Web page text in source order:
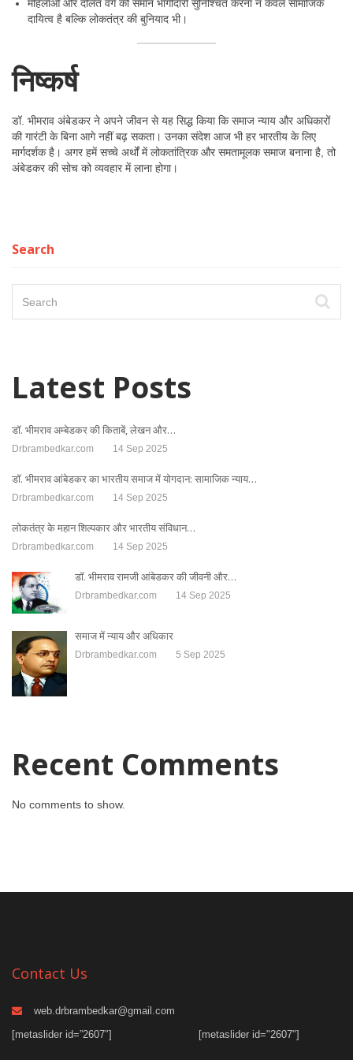
महिलाओं और दलित वर्ग की समान भागीदारी सुनिश्चित करना न केवल सामाजिक
दायित्व है बल्कि लोकतंत्र की बुनियाद भी।
निष्कर्ष
डॉ. भीमराव अंबेडकर ने अपने जीवन से यह सिद्ध किया कि समाज न्याय और अधिकारों
की गारंटी के बिना आगे नहीं बढ़ सकता। उनका संदेश आज भी हर भारतीय के लिए
मार्गदर्शक है। अगर हमें सच्चे अर्थों में लोकतांत्रिक और समतामूलक समाज बनाना है, तो
अंबेडकर की सोच को व्यवहार में लाना होगा।
Search
Latest Posts
डॉ. भीमराव अम्बेडकर की किताबें, लेखन और…
Drbrambedkar.com 14 Sep 2025
डॉ. भीमराव आंबेडकर का भारतीय समाज में योगदान: सामाजिक न्याय…
Drbrambedkar.com 14 Sep 2025
लोकतंत्र के महान शिल्पकार और भारतीय संविधान…
Drbrambedkar.com 14 Sep 2025
डॉ. भीमराव रामजी आंबेडकर की जीवनी और…
Drbrambedkar.com 14 Sep 2025
समाज में न्याय और अधिकार
Drbrambedkar.com 5 Sep 2025
Recent Comments
No comments to show.
Contact Us
web.drbrambedkar@gmail.com
[metaslider id=”2607″]
[metaslider id="2607"]